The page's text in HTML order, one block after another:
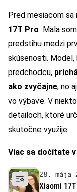
Pred mesiacom
17T Pro. Mala
predstihu medzi
skúsenosti. Model,
predchodcu,
ako zvyčajne, no
vo výbave. V
detailoch, ktoré
skutočne využije.
Viac sa dočítate
28. mája
Xiaomi